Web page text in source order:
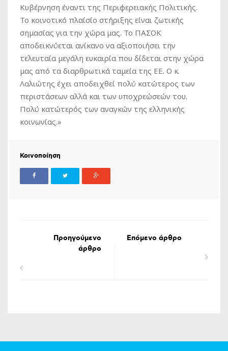
Κυβέρνηση έναντι της Περιφερειακής Πολιτικής.
Το κοινοτικό πλαίσίο στήριξης είναι ζωτικής
σημασίας για την χώρα μας. Το ΠΑΣΟΚ
αποδεικνύεται ανίκανο να αξιοποιήσει την
τελευταία μεγάλη ευκαιρία που δίδεται στην χώρα
μας από τα διαρθρωτικά ταμεία της ΕΕ. Ο κ.
Λαλιώτης έχει αποδειχθεί πολύ κατώτερος των
περιστάσεων αλλά και των υποχρεώσεών του.
Πολύ κατώτερός των αναγκών της ελληνικής
κοινωνίας.»
Κοινοποίηση
Προηγούμενο
άρθρο
Επόμενο άρθρο